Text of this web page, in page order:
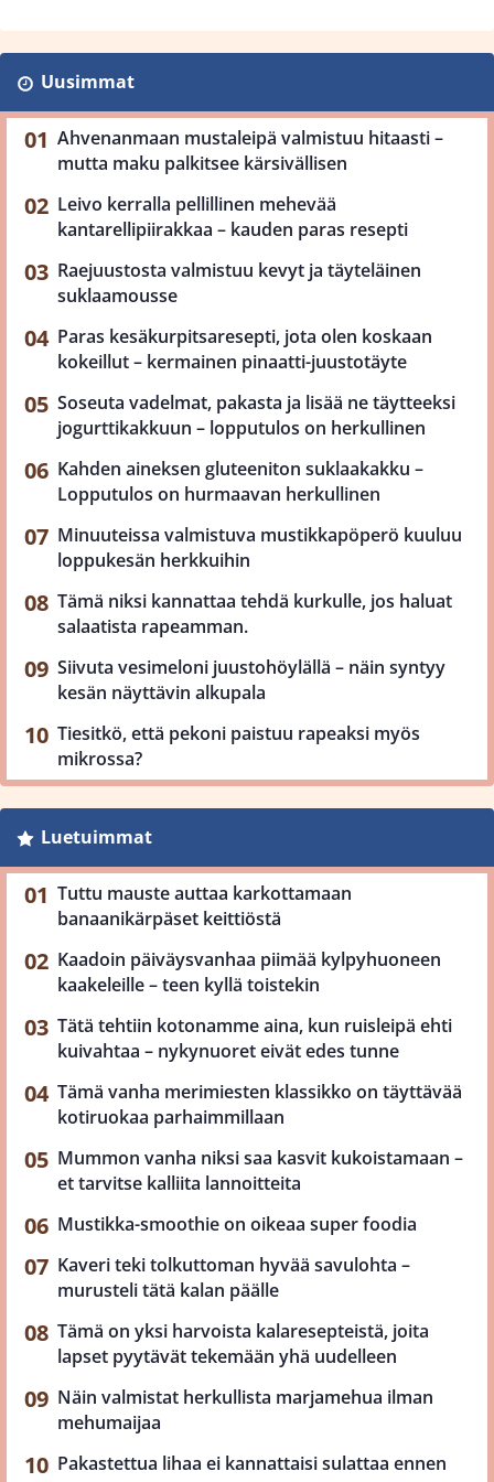
Uusimmat
Ahvenanmaan mustaleipä valmistuu hitaasti –
mutta maku palkitsee kärsivällisen
Leivo kerralla pellillinen mehevää
kantarellipiirakkaa – kauden paras resepti
Raejuustosta valmistuu kevyt ja täyteläinen
suklaamousse
Paras kesäkurpitsaresepti, jota olen koskaan
kokeillut – kermainen pinaatti-juustotäyte
Soseuta vadelmat, pakasta ja lisää ne täytteeksi
jogurttikakkuun – lopputulos on herkullinen
Kahden aineksen gluteeniton suklaakakku –
Lopputulos on hurmaavan herkullinen
Minuuteissa valmistuva mustikkapöperö kuuluu
loppukesän herkkuihin
Tämä niksi kannattaa tehdä kurkulle, jos haluat
salaatista rapeamman.
Siivuta vesimeloni juustohöylällä – näin syntyy
kesän näyttävin alkupala
Tiesitkö, että pekoni paistuu rapeaksi myös
mikrossa?
Luetuimmat
Tuttu mauste auttaa karkottamaan
banaanikärpäset keittiöstä
Kaadoin päiväysvanhaa piimää kylpyhuoneen
kaakeleille – teen kyllä toistekin
Tätä tehtiin kotonamme aina, kun ruisleipä ehti
kuivahtaa – nykynuoret eivät edes tunne
Tämä vanha merimiesten klassikko on täyttävää
kotiruokaa parhaimmillaan
Mummon vanha niksi saa kasvit kukoistamaan –
et tarvitse kalliita lannoitteita
Mustikka-smoothie on oikeaa super foodia
Kaveri teki tolkuttoman hyvää savulohta –
murusteli tätä kalan päälle
Tämä on yksi harvoista kalaresepteistä, joita
lapset pyytävät tekemään yhä uudelleen
Näin valmistat herkullista marjamehua ilman
mehumaijaa
Pakastettua lihaa ei kannattaisi sulattaa ennen